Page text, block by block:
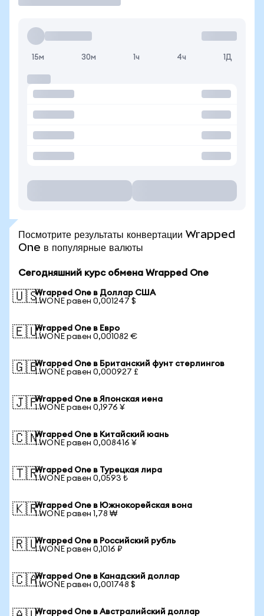
15м 30м 1ч 4ч 1Д
Посмотрите результаты конвертации Wrapped
One в популярные валюты
Сегодняшний курс обмена Wrapped One
🇺🇸Wrapped One в Доллар США
1 WONE равен 0,001247 $
🇪🇺Wrapped One в Евро
1 WONE равен 0,001082 €
🇬🇧Wrapped One в Британский фунт стерлингов
1 WONE равен 0,000927 £
🇯🇵Wrapped One в Японская иена
1 WONE равен 0,1976 ¥
🇨🇳Wrapped One в Китайский юань
1 WONE равен 0,008416 ¥
🇹🇷Wrapped One в Турецкая лира
1 WONE равен 0,0593 ₺
🇰🇷Wrapped One в Южнокорейская вона
1 WONE равен 1,78 ₩
🇷🇺Wrapped One в Российский рубль
1 WONE равен 0,1016 ₽
🇨🇦Wrapped One в Канадский доллар
1 WONE равен 0,001748 $
Wrapped One в Австралийский доллар